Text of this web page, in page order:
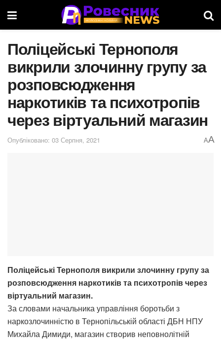
Поліцейські Тернополя
викрили злочинну групу за
розповсюдження
наркотиків та психотропів
через віртуальний магазин
Опубліковано: 03 Серпня, 2021 AA
Поліцейські Тернополя викрили злочинну групу за
розповсюдження наркотиків та психотропів через
віртуальний магазин.
За словами начальника управління боротьби з
наркозлочинністю в Тернопільській області ДБН НПУ
Михайла Димиди, магазин створив неповнолітній